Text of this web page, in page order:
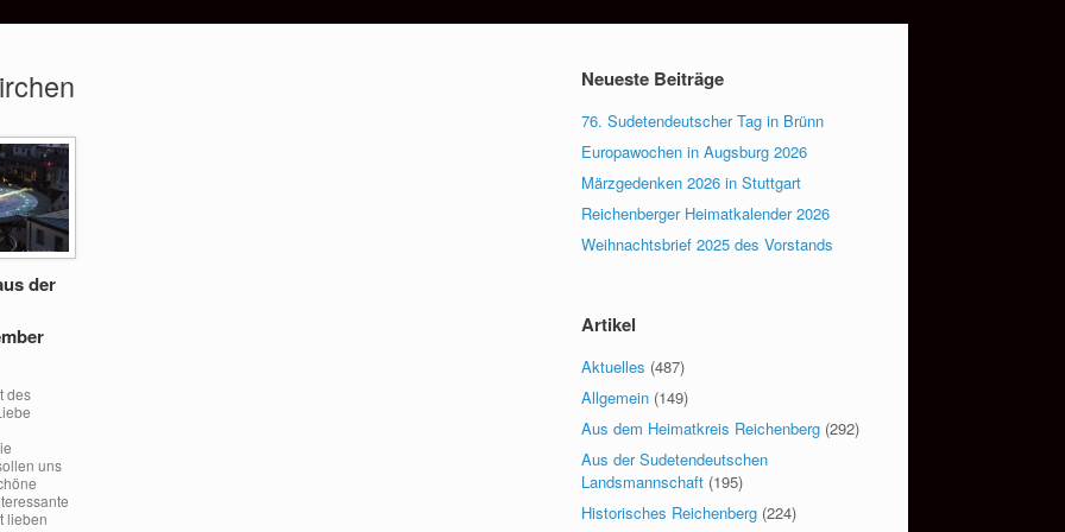
der
des
uns
lieben
Neueste Beiträge
76. Sudetendeutscher Tag in Brünn
Europawochen in Augsburg 2026
Märzgedenken 2026 in Stuttgart
Reichenberger Heimatkalender 2026
Weihnachtsbrief 2025 des Vorstands
Artikel
Aktuelles (487)
Allgemein (149)
Aus dem Heimatkreis Reichenberg (292)
Aus der Sudetendeutschen
Landsmannschaft (195)
Historisches Reichenberg (224)